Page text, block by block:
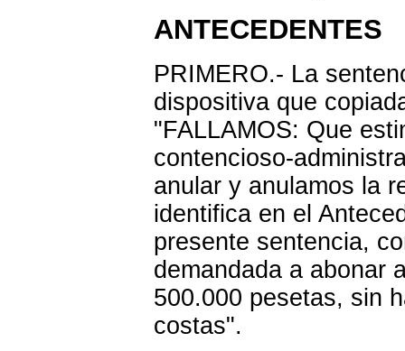
ANTECEDENTES
PRIMERO.- La
dispositiva que
"FALLAMOS: Que
contencioso-
anular y anulamos la
identifica en el
presente sentencia,
demandada a abonar
500.000 pesetas, sin
costas".